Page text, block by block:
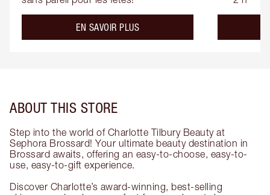
EN SAVOIR PLUSabout the
ABOUT THIS STORE
Step into the world of Charlotte Tilbury Beauty at
Sephora Brossard! Your ultimate beauty destination in
Brossard awaits, offering an easy-to-choose, easy-to-
use, easy-to-gift experience.
Discover Charlotte’s award-winning, best-selling